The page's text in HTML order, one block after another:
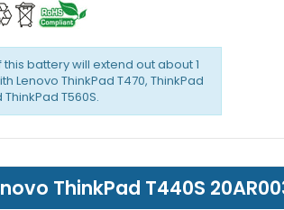
battery will extend out about 1
Lenovo ThinkPad T470, ThinkPad
T560S.
ThinkPad T440S